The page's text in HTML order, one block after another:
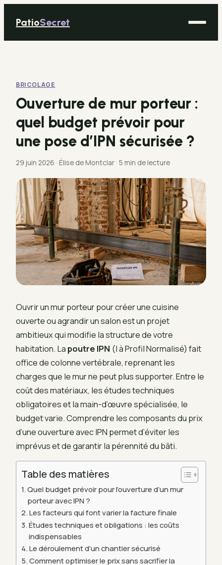
PatioSecret
Bricolage
Déco
Immobilier
Jardinage
BRICOLAGE
Ouverture de mur porteur :
quel budget prévoir pour
une pose d’IPN sécurisée ?
29 juin 2026 · Élise de Montclar · 5 min de lecture
Ouvrir un mur porteur pour créer une cuisine
ouverte ou agrandir un salon est un projet
ambitieux qui modifie la structure de votre
habitation. La poutre IPN (I à Profil Normalisé) fait
office de colonne vertébrale, reprenant les
charges que le mur ne peut plus supporter. Entre le
coût des matériaux, les études techniques
obligatoires et la main-d’œuvre spécialisée, le
budget varie. Comprendre les composants du prix
d’une ouverture avec IPN permet d’éviter les
imprévus et de garantir la pérennité du bâti.
Table des matières
Quel budget prévoir pour l’ouverture d’un mur
porteur avec IPN ?
Les facteurs qui font varier la facture finale
Études techniques et obligations : les coûts
indispensables
Le déroulement d’un chantier sécurisé
Comment optimiser le prix sans sacrifier la